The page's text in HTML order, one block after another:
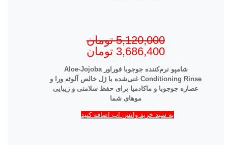
5,120,000 تومان
3,686,400 تومان
شامپو نرم‌کننده جوجوبا فوراور Aloe-Jojoba
Conditioning Rinse غنی‌شده با ژل خالص آلوئه ورا و
عصاره جوجوبا و ماکادمیا برای حفظ سلامتی و زیبایی
موهای شما
به سبد خرید واتس اپ اضافه کنید